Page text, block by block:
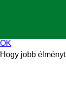
OK
Hogy jobb